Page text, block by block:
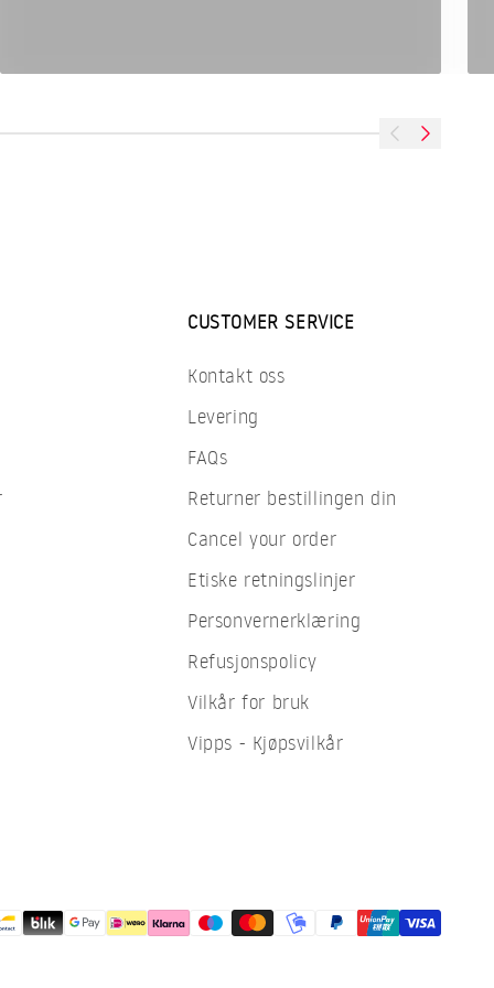
Previous
Next
CUSTOMER SERVICE
Kontakt oss
Levering
FAQs
Returner bestillingen din
Cancel your order
Etiske retningslinjer
Personvernerklæring
Refusjonspolicy
Vilkår for bruk
Vipps - Kjøpsvilkår